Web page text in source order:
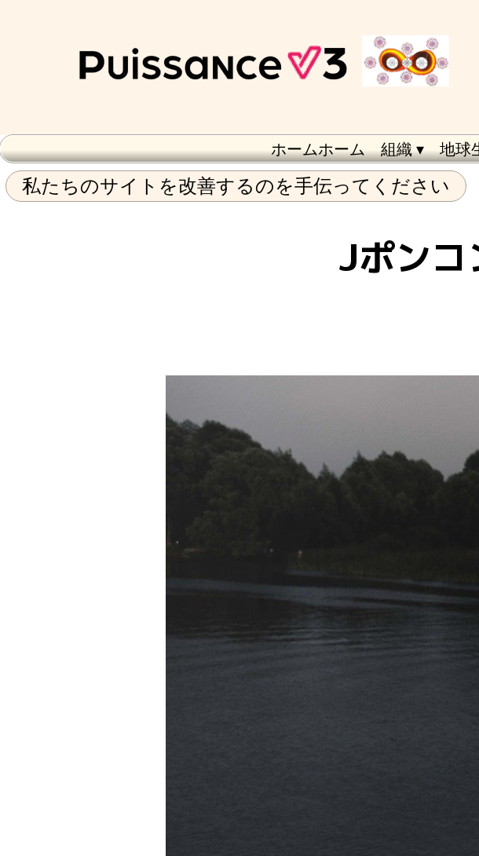
ホームホーム 組織 ▾ 地球
私たちのサイトを改善するのを手伝ってください
Jポンコ